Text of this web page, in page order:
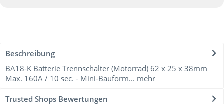
Beschreibung
BA18-K Batterie Trennschalter (Motorrad) 62 x 25 x 38mm
Max. 160A / 10 sec. - Mini-Bauform... mehr
Trusted Shops Bewertungen